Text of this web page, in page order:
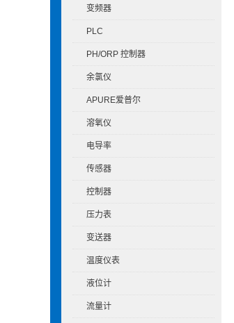
变频器
PLC
PH/ORP 控制器
余氯仪
APURE爱普尔
溶氧仪
电导率
传感器
控制器
压力表
变送器
温度仪表
液位计
流量计